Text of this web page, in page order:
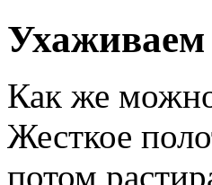
Ухаживаем
Как же можно
Жесткое
потом